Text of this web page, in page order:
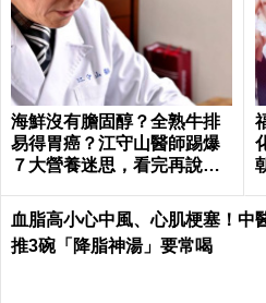
海鮮沒有膽固醇？全熟牛排
易得胃癌？江守山醫師踢爆
７大營養迷思，看完再說你
血脂高小心中風、心肌梗塞！中
推3碗「降脂神湯」要常喝